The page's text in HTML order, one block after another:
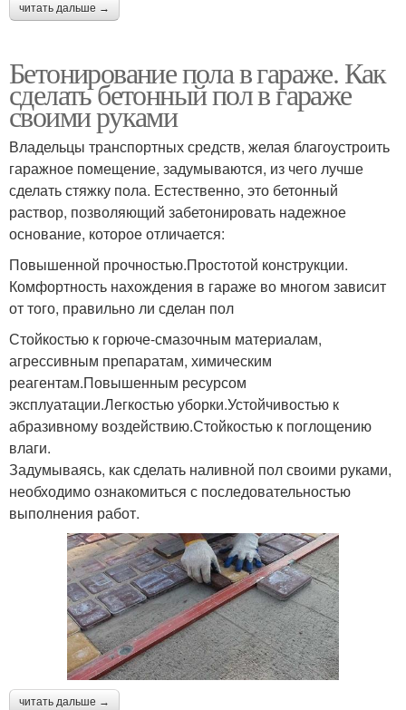
читать дальше →
Бетонирование пола в гараже. Как
сделать бетонный пол в гараже
своими руками
Владельцы транспортных средств, желая благоустроить
гаражное помещение, задумываются, из чего лучше
сделать стяжку пола. Естественно, это бетонный
раствор, позволяющий забетонировать надежное
основание, которое отличается:
Повышенной прочностью.Простотой конструкции.
Комфортность нахождения в гараже во многом зависит
от того, правильно ли сделан пол
Стойкостью к горюче-смазочным материалам,
агрессивным препаратам, химическим
реагентам.Повышенным ресурсом
эксплуатации.Легкостью уборки.Устойчивостью к
абразивному воздействию.Стойкостью к поглощению
влаги.
Задумываясь, как сделать наливной пол своими руками,
необходимо ознакомиться с последовательностью
выполнения работ.
читать дальше →